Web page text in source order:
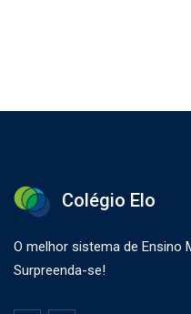
Colégio Elo
O melhor sistema de Ensino
Surpreenda-se!